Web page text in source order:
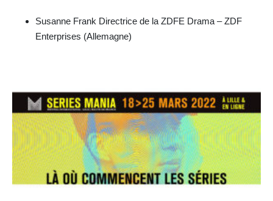
Susanne Frank Directrice de la ZDFE Drama – ZDF
Enterprises (Allemagne)